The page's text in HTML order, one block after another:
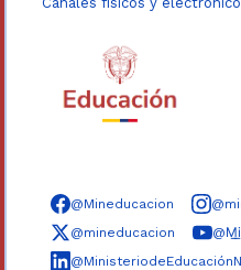
Síguenos en
@Mineducacion
@mineducacion